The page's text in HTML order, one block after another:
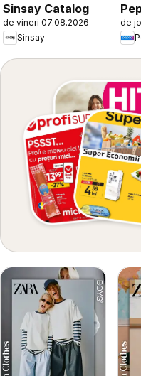
Sinsay Catalog
de vineri 07.08.2026
Sinsay
de